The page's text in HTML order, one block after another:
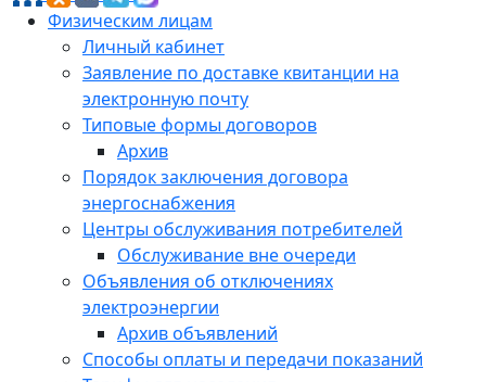
Физическим лицам
Личный кабинет
Заявление по доставке квитанции на
электронную почту
Типовые формы договоров
Архив
Порядок заключения договора
энергоснабжения
Центры обслуживания потребителей
Обслуживание вне очереди
Объявления об отключениях
электроэнергии
Архив объявлений
Способы оплаты и передачи показаний